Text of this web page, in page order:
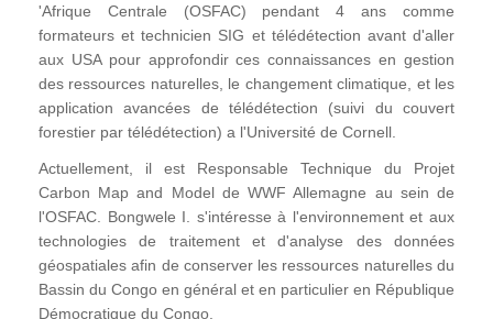
'Afrique Centrale (OSFAC) pendant 4 ans comme
formateurs et technicien SIG et télédétection avant d'aller
aux USA pour approfondir ces connaissances en gestion
des ressources naturelles, le changement climatique, et les
application avancées de télédétection (suivi du couvert
forestier par télédétection) a l'Université de Cornell.
Actuellement, il est Responsable Technique du Projet
Carbon Map and Model de WWF Allemagne au sein de
l'OSFAC. Bongwele I. s'intéresse à l'environnement et aux
technologies de traitement et d'analyse des données
géospatiales afin de conserver les ressources naturelles du
Bassin du Congo en général et en particulier en République
Démocratique du Congo.